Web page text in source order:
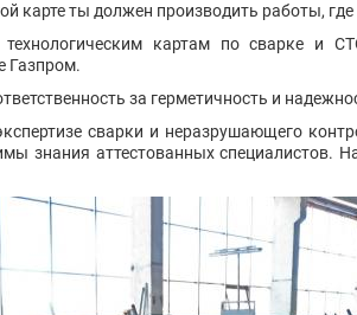
карте ты должен производить работы,
картам по сварке и
Газпром.
за герметичность и
сварки и неразрушающего
знания аттестованных специалистов.